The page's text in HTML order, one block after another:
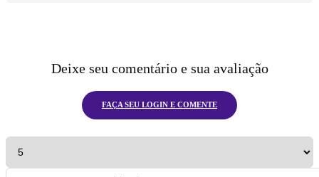
Deixe seu comentário e sua avaliação
FAÇA SEU LOGIN E COMENTE